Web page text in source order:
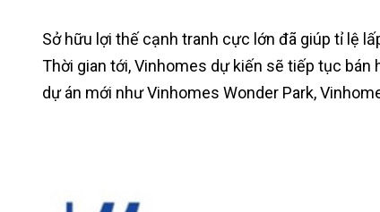
Sở hữu lợi thế cạnh tranh cực lớn đã giúp tỉ lệ
Thời gian tới, Vinhomes dự kiến sẽ tiếp tục
dự án mới như Vinhomes Wonder Park,